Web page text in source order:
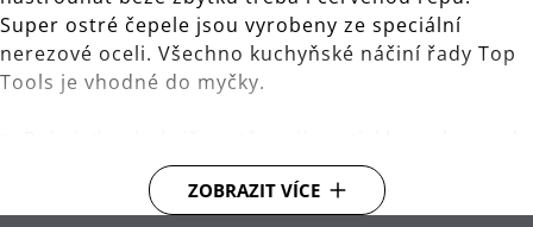
Super ostré čepele jsou vyrobeny ze speciální
nerezové oceli. Všechno kuchyňské náčiní řady Top
Tools je vhodné do myčky.
který zajistí bezstarostné držení.
Materiál: vysoce kvalitní nerezová ocel
ZOBRAZIT VÍCE